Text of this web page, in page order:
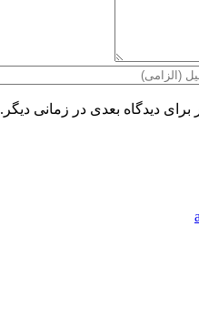
دیدگاه بعدی در زمانی دیگر.